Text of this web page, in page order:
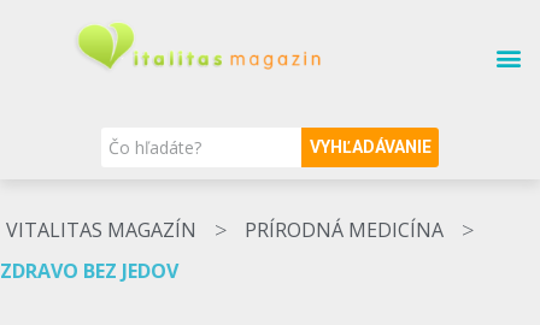
VYHĽADÁVANIE
VITALITAS MAGAZÍN > PRÍRODNÁ MEDICÍNA >
ZDRAVO BEZ JEDOV